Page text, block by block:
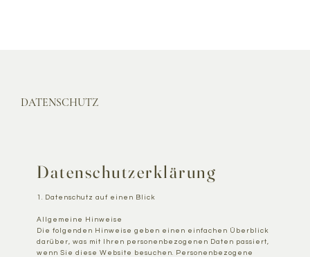
DATENSCHUTZ
Datenschutzerklärung
1. Datenschutz auf einen Blick
Allgemeine Hinweise
Die folgenden Hinweise geben einen einfachen Überblick
darüber, was mit Ihren personenbezogenen Daten passiert,
wenn Sie diese Website besuchen. Personenbezogene